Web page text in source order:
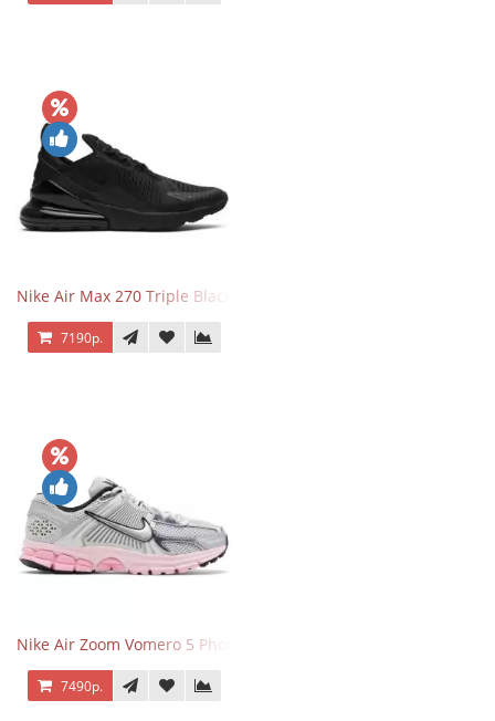
Nike Air Max 270 Triple Black
7190р.
Nike Air Zoom Vomero 5 Photon Dust Pink Foam
7490р.